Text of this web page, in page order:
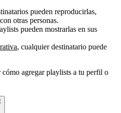
pueden reproducirlas,
con otras personas.
pueden mostrarlas en sus
, cualquier destinatario puede
agregar playlists a tu perfil o